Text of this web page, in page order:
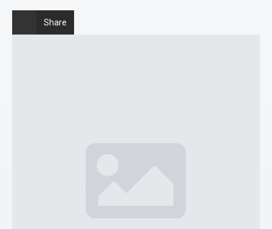
Share